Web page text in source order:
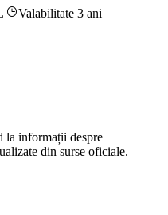
Valabilitate 3 ani
la informații despre
din surse oficiale.